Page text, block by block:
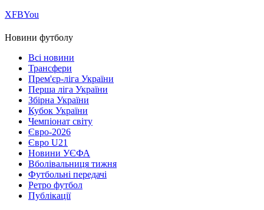
ХFBYou
Новини футболу
Всі новини
Трансфери
Прем'єр-ліга України
Перша ліга України
Збірна України
Кубок України
Чемпіонат світу
Євро-2026
Євро U21
Новини УЄФА
Вболівальниця тижня
Футбольні передачі
Ретро футбол
Публікації